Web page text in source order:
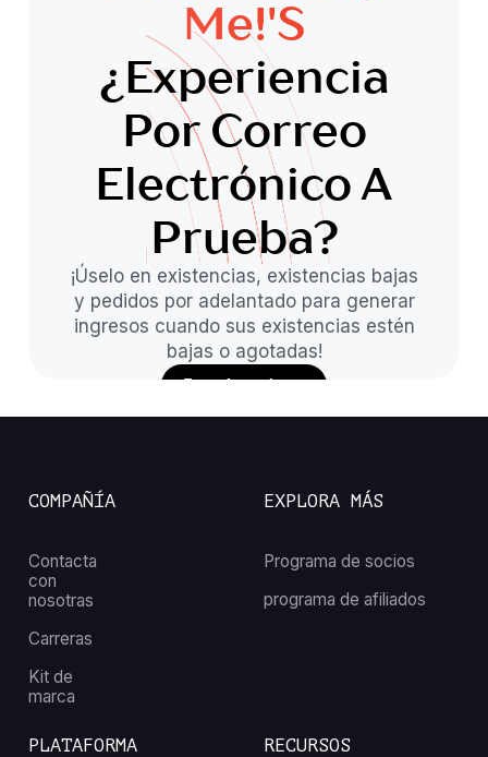
Me!'s
¿Experiencia
Por Correo
Electrónico A
Prueba?
¡Úselo en existencias, existencias bajas
y pedidos por adelantado para generar
ingresos cuando sus existencias estén
bajas o agotadas!
Instalar ahora
COMPAÑÍA
Contacta
con
nosotras
Carreras
Kit de
marca
RECURSOS
EXPLORA MÁS
Programa de socios
programa de afiliados
PLATAFORMA